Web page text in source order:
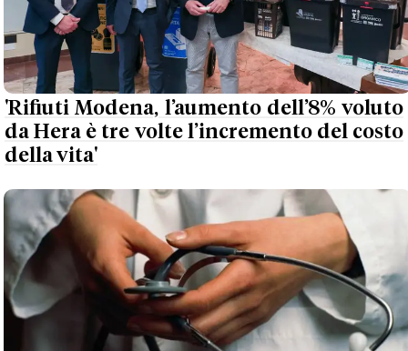
'Rifiuti Modena, l’aumento dell’8% voluto
da Hera è tre volte l’incremento del costo
della vita'